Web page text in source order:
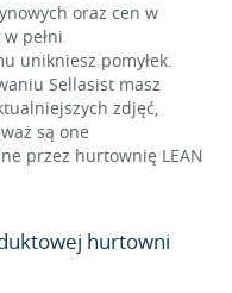
oraz cen w
pełni
unikniesz pomyłek.
Sellasist masz
zdjęć,
są one
przez hurtownię LEAN
hurtowni